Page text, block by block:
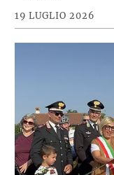
19 LUGLIO 2026